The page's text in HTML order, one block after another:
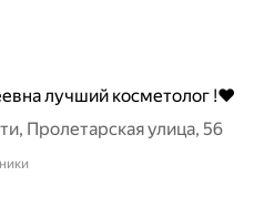
лучший косметолог !❤️
Пролетарская улица, 56